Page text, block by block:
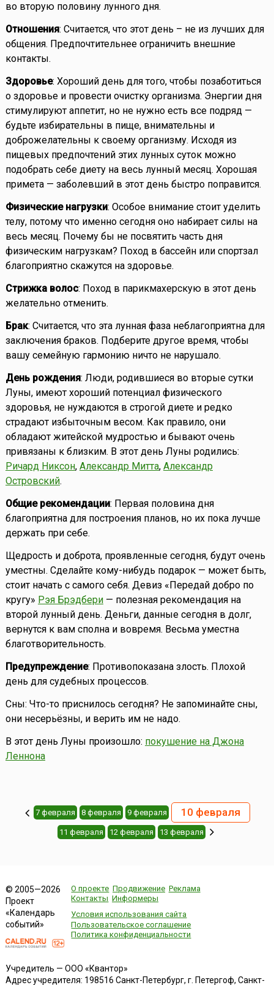
во вторую половину лунного дня.
Отношения: Считается, что этот день – не из лучших для
общения. Предпочтительнее ограничить внешние
контакты.
Здоровье: Хороший день для того, чтобы позаботиться
о здоровье и провести очистку организма. Энергии дня
стимулируют аппетит, но не нужно есть все подряд —
будьте избирательны в пище, внимательны и
доброжелательны к своему организму. Исходя из
пищевых предпочтений этих лунных суток можно
подобрать себе диету на весь лунный месяц. Хорошая
примета — заболевший в этот день быстро поправится.
Физические нагрузки: Особое внимание стоит уделить
телу, потому что именно сегодня оно набирает силы на
весь месяц. Почему бы не посвятить часть дня
физическим нагрузкам? Поход в бассейн или спортзал
благоприятно скажутся на здоровье.
Стрижка волос: Поход в парикмахерскую в этот день
желательно отменить.
Брак: Считается, что эта лунная фаза неблагоприятна для
заключения браков. Подберите другое время, чтобы
вашу семейную гармонию ничто не нарушало.
День рождения: Люди, родившиеся во вторые сутки
Луны, имеют хороший потенциал физического
здоровья, не нуждаются в строгой диете и редко
страдают избыточным весом. Как правило, они
обладают житейской мудростью и бывают очень
привязаны к близким. В этот день Луны родились:
Ричард Никсон, Александр Митта, Александр
Островский.
Общие рекомендации: Первая половина дня
благоприятна для построения планов, но их пока лучше
держать при себе.
Щедрость и доброта, проявленные сегодня, будут очень
уместны. Сделайте кому-нибудь подарок — может быть,
стоит начать с самого себя. Девиз «Передай добро по
кругу» Рэя Брэдбери— полезная рекомендация на
второй лунный день. Деньги, данные сегодня в долг,
вернутся к вам сполна и вовремя. Весьма уместна
благотворительность.
Предупреждение: Противопоказана злость. Плохой
день для судебных процессов.
Сны: Что-то приснилось сегодня? Не запоминайте сны,
они несерьёзны, и верить им не надо.
В этот день Луны произошло: покушение на Джона
Леннона
7 февраля 8 февраля 9 февраля 10 февраля
11 февраля 12 февраля 13 февраля
© 2005—2026
Проект
«Календарь
событий»
О проекте Продвижение Реклама
Контакты Информеры
Условия использования сайта
Пользовательское соглашение
Политика конфиденциальности
Учредитель — ООО «Квантор»
Адрес учредителя: 198516 Санкт-Петербург, г. Петергоф, Санкт-